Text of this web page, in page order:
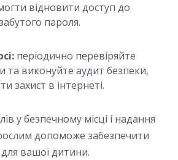
відновити доступ до
пароля.
періодично перевіряйте
та виконуйте аудит безпеки,
захист в інтернеті.
у безпечному місці і надання
допоможе забезпечити
вашої дитини.